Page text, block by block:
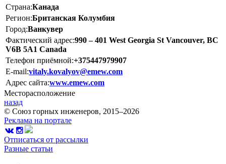
Страна:Канада
Регион:Британская Колумбия
Город:Ванкувер
Фактический адрес:990 – 401 West Georgia St Vancouver, BC
V6B 5A1 Canada
Телефон приёмной:+375447979907
E-mail:vitaly.kovalyov@emew.com
Адрес сайта:www.emew.com
Месторасположение
назад
© Союз горных инженеров, 2015–2026
Реклама на портале
Отписаться от рассылки
Разные статьи